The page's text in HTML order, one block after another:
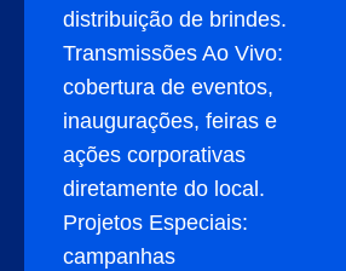
distribuição de brindes.
Transmissões Ao Vivo:
cobertura de eventos,
inaugurações, feiras e
ações corporativas
diretamente do local.
Projetos Especiais:
campanhas